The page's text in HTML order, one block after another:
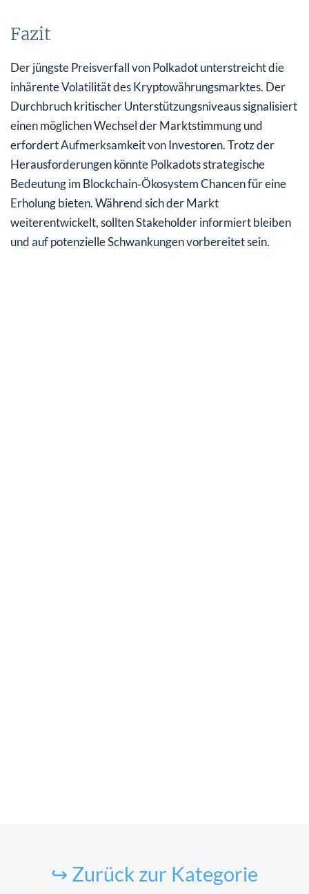
Fazit
Der jüngste Preisverfall von Polkadot unterstreicht die
inhärente Volatilität des Kryptowährungsmarktes. Der
Durchbruch kritischer Unterstützungsniveaus signalisiert
einen möglichen Wechsel der Marktstimmung und
erfordert Aufmerksamkeit von Investoren. Trotz der
Herausforderungen könnte Polkadots strategische
Bedeutung im Blockchain‑Ökosystem Chancen für eine
Erholung bieten. Während sich der Markt
weiterentwickelt, sollten Stakeholder informiert bleiben
und auf potenzielle Schwankungen vorbereitet sein.
↪ Zurück zur Kategorie